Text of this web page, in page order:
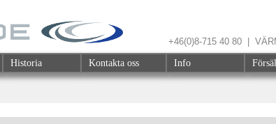
+46(0)8-715 40 80 |
Historia Kontakta oss Info